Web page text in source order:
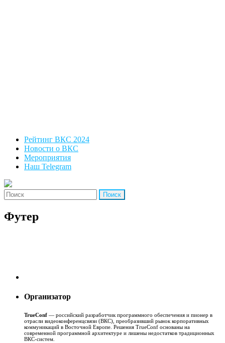
Рейтинг ВКС 2024
Новости о ВКС
Мероприятия
Наш Telegram
'Найти:
Футер
Организатор
TrueConf — российский разработчик программного обеспечения и пионер в
отрасли видеоконференцсвязи (ВКС), преобразивший рынок корпоративных
коммуникаций в Восточной Европе. Решения TrueConf основаны на
современной программной архитектуре и лишены недостатков традиционных
ВКС-систем.